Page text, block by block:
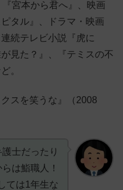
宮本から君へ』、映画
タル』、ドラマ・映画
続テレビ小説『虎に
見た？』、『テミスの不
。
スを笑うな』（2008
士だったり
は鮨職人！
ては1年生な